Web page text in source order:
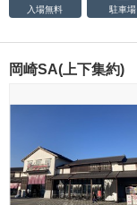
入場無料 駐車場
岡崎SA(上下集約)